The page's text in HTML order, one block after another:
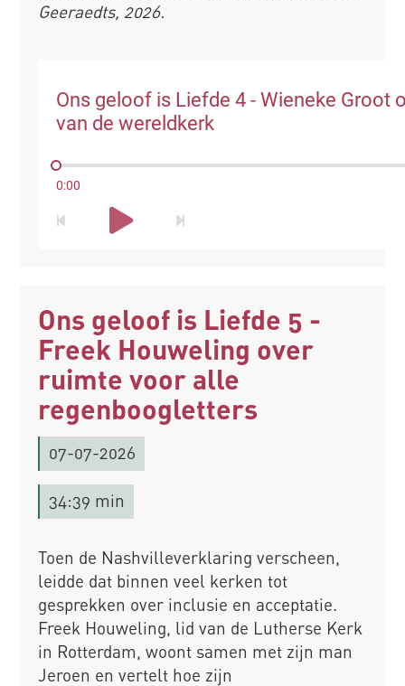
Geeraedts, 2026.
Ons geloof is Liefde 4 - Wieneke Groot
van de wereldkerk
0:00
Ons geloof is Liefde 5 -
Freek Houweling over
ruimte voor alle
regenboogletters
07-07-2026
34:39 min
Toen de Nashvilleverklaring verscheen,
leidde dat binnen veel kerken tot
gesprekken over inclusie en acceptatie.
Freek Houweling, lid van de Lutherse Kerk
in Rotterdam, woont samen met zijn man
Jeroen en vertelt hoe zijn